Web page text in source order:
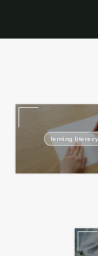
lerning literecy